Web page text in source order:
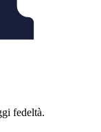
fedeltà.